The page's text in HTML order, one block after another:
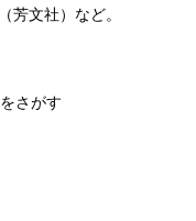
芳文社）など。
さがす